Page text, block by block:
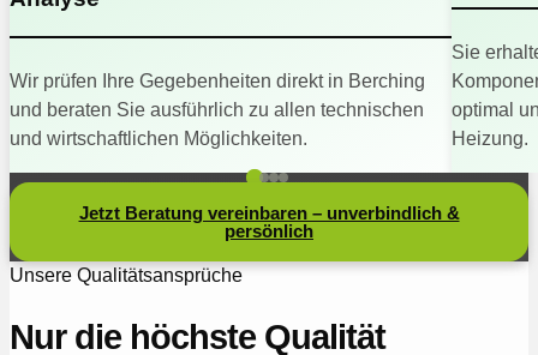
Wir prüfen Ihre Gegebenheiten direkt in Berching
und beraten Sie ausführlich zu allen technischen
und wirtschaftlichen Möglichkeiten.
Sie
optimal
Heizung.
Jetzt Beratung vereinbaren – unverbindlich &
persönlich
Unsere Qualitätsansprüche
Nur die höchste Qualität